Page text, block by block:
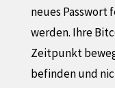
neues Passwort
werden. Ihre
Zeitpunkt
befinden und